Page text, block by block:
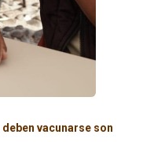
deben vacunarse son